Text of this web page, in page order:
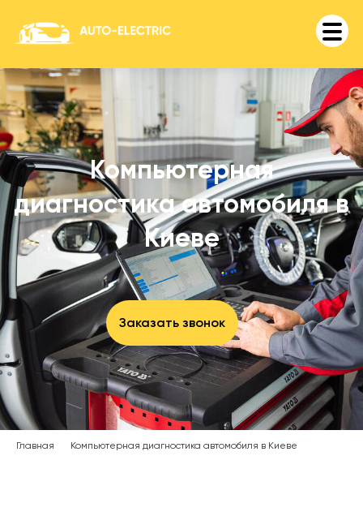
Компьютерная
диагностика автомобиля в
Киеве
Заказать звонок
Главная Компьютерная диагностика автомобиля в Киеве